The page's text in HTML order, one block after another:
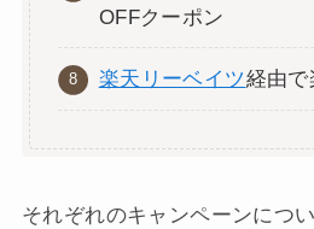
OFFクーポン
楽天リーベイツ経由で
それぞれのキャンペーンにつ